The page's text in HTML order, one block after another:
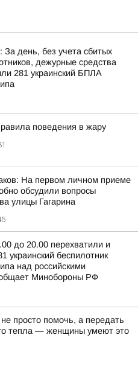
день, без учета сбитых
дежурные средства
281 украинский БПЛА
поведения в жару
На первом личном приеме
обсудили вопросы
улицы Гагарина
до 20.00 перехватили и
украинский беспилотник
над российскими
Минобороны РФ
не просто помочь, а передать
тепла — женщины умеют это